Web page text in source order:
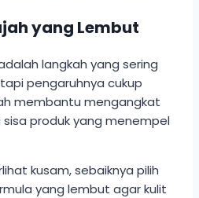
yang Lembut
langkah yang sering
pengaruhnya cukup
membantu mengangkat
produk yang menempel
kusam, sebaiknya pilih
yang lembut agar kulit